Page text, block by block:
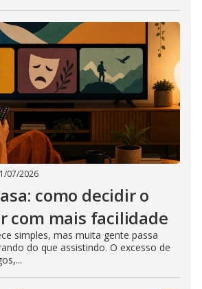
07/2026
como decidir o
com mais facilidade
simples, mas muita gente passa
do que assistindo. O excesso de